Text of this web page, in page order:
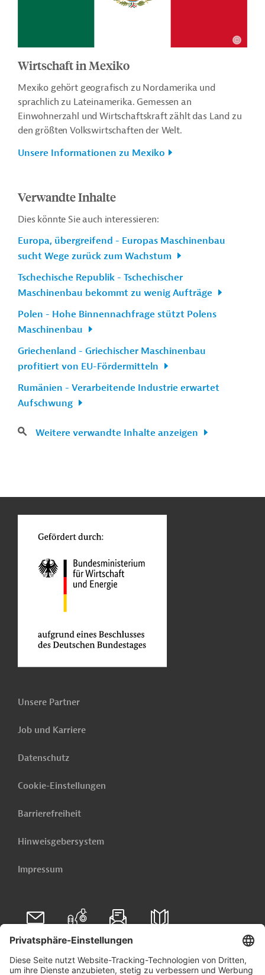
Wirtschaft in Mexiko
Mexiko gehört geografisch zu Nordamerika und
sprachlich zu Lateinamerika. Gemessen an
Einwohnerzahl und Wirtschaftskraft zählt das Land zu
den größten Volkswirtschaften der Welt.
Unsere Informationen zu Mexiko
Verwandte Inhalte
Dies könnte Sie auch interessieren:
Europa, übergreifend - Europas Maschinenbau
sucht Wege zurück zum Wachstum
Tschechische Republik - Tschechischer
Maschinenbau bekommt zu wenig Aufträge
Polen - Hohe Binnennachfrage stützt Polens
Maschinenbau
Griechenland - Griechischer Maschinenbau
profitiert von EU-Fördermitteln
Rumänien - Verarbeitende Industrie erwartet
Aufschwung
Weitere verwandte Inhalte anzeigen
Unsere Partner
Job und Karriere
Datenschutz
Cookie-Einstellungen
Barrierefreiheit
Hinweisgebersystem
Impressum
Folgen Sie uns auf